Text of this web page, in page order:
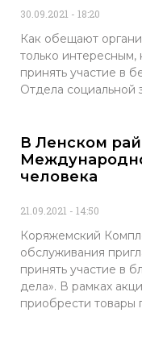
30.09.2021 18:20
Как обещают
только интересным,
принять участие в
Отдела социальной
В Ленском
человека
21.09.2021 14:50
Коряжемский
обслуживания
принять участие в
дела». В рамках
приобрести товары